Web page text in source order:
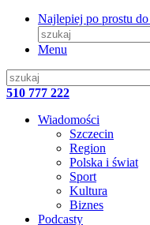
Najlepiej po prostu
Menu
510 777 222
Wiadomości
Szczecin
Region
Polska i świat
Sport
Kultura
Biznes
Podcasty